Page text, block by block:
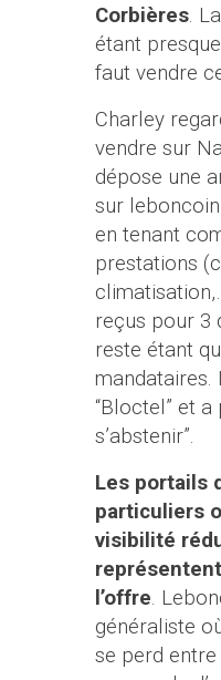
Corbières.
étant
faut vendre
Charley
vendre sur
dépose une
sur
en tenant
prestations
reçus pour 3
reste étant
“Bloctel” et a
s’abstenir”.
Les portails
particuliers
visibilité
l’offre.
généraliste
se perd